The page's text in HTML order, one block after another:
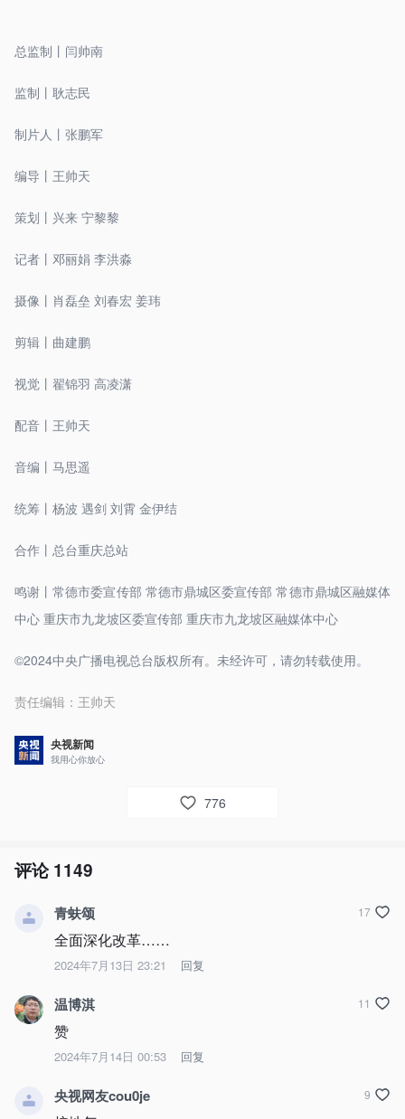
总监制丨闫帅南
监制丨耿志民
制片人丨张鹏军
编导丨王帅天
策划丨兴来 宁黎黎
记者丨邓丽娟 李洪淼
摄像丨肖磊垒 刘春宏 姜玮
剪辑丨曲建鹏
视觉丨翟锦羽 高凌潇
配音丨王帅天
音编丨马思遥
统筹丨杨波 遇剑 刘霄 金伊结
合作丨总台重庆总站
鸣谢丨常德市委宣传部 常德市鼎城区委宣传部 常德市鼎城区融媒体
中心 重庆市九龙坡区委宣传部 重庆市九龙坡区融媒体中心
©2024中央广播电视总台版权所有。未经许可，请勿转载使用。
责任编辑： 王帅天
央视新闻
我用心你放心
776
评论1149
青蚨颂
全面深化改革……
2024年7月13日 23:21 回复
17
温博淇
赞
2024年7月14日 00:53 回复
11
央视网友cou0je 9